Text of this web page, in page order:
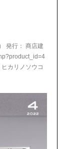
発行： 商店建
カリノソウコ